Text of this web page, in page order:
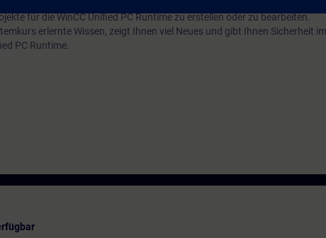
für die WinCC Unified PC Runtime zu erstellen oder zu bearbeiten.
erlernte Wissen, zeigt Ihnen viel Neues und gibt Ihnen Sicherheit
PC Runtime.